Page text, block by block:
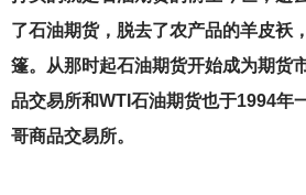
了石油期货，脱去了农产品的羊皮袄
篷。从那时起石油期货开始成为期货
品交易所和WTI石油期货也于1994年
哥商品交易所。